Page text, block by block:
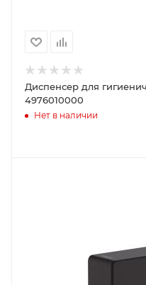
Диспенсер для
4976010000
Нет в наличии